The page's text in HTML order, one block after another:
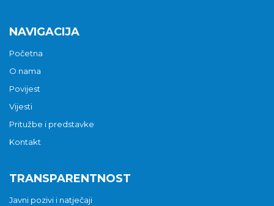
NAVIGACIJA
Početna
O nama
Povijest
Vijesti
Pritužbe i predstavke
Kontakt
TRANSPARENTNOST
Javni pozivi i natječaji